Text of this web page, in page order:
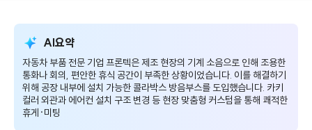
AI요약
자동차 부품 전문 기업 프론텍은 제조 현장의 기계 소음으로 인해 조용한
통화나 회의, 편안한 휴식 공간이 부족한 상황이었습니다. 이를 해결하기
위해 공장 내부에 설치 가능한 콜라박스 방음부스를 도입했습니다. 카키
컬러 외관과 에어컨 설치 구조 변경 등 현장 맞춤형 커스텀을 통해 쾌적한
휴게·미팅 공간을 완성했습니다.